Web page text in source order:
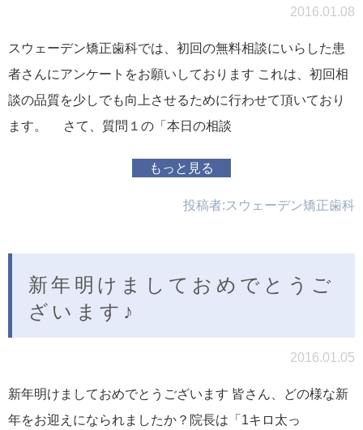
2016.01.08
スウェーデン矯正歯科では、初回の無料相談にいらした患
者さんにアンケートをお願いしております これは、初回相
談の品質を少しでも向上させるために行わせて頂いており
ます。 さて、質問１の「本日の相談
もっと見る
投稿者:スウェーデン矯正歯科
新年明けましておめでとうご
ざいます♪
2016.01.05
新年明けましておめでとうございます 皆さん、どの様な新
年をお迎えになられましたか？院長は「1キロ太っ